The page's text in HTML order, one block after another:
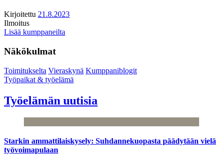
Kirjoitettu 21.8.2023
Ilmoitus
Lisää kumppaneilta
Näkökulmat
Toimitukselta Vieraskynä Kumppaniblogit
Työpaikat & työelämä
Työelämän uutisia
Starkin ammattilaiskysely: Suhdannekuopasta päädytään vielä
työvoimapulaan